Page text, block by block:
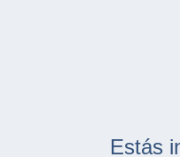
Estás